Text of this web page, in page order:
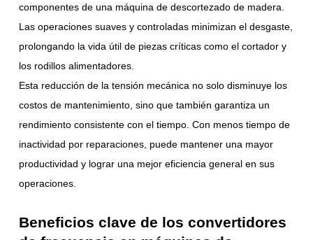
componentes de una máquina de descortezado de madera.
Las operaciones suaves y controladas minimizan el desgaste,
prolongando la vida útil de piezas críticas como el cortador y
los rodillos alimentadores.
Esta reducción de la tensión mecánica no solo disminuye los
costos de mantenimiento, sino que también garantiza un
rendimiento consistente con el tiempo. Con menos tiempo de
inactividad por reparaciones, puede mantener una mayor
productividad y lograr una mejor eficiencia general en sus
operaciones.
Beneficios clave de los convertidores